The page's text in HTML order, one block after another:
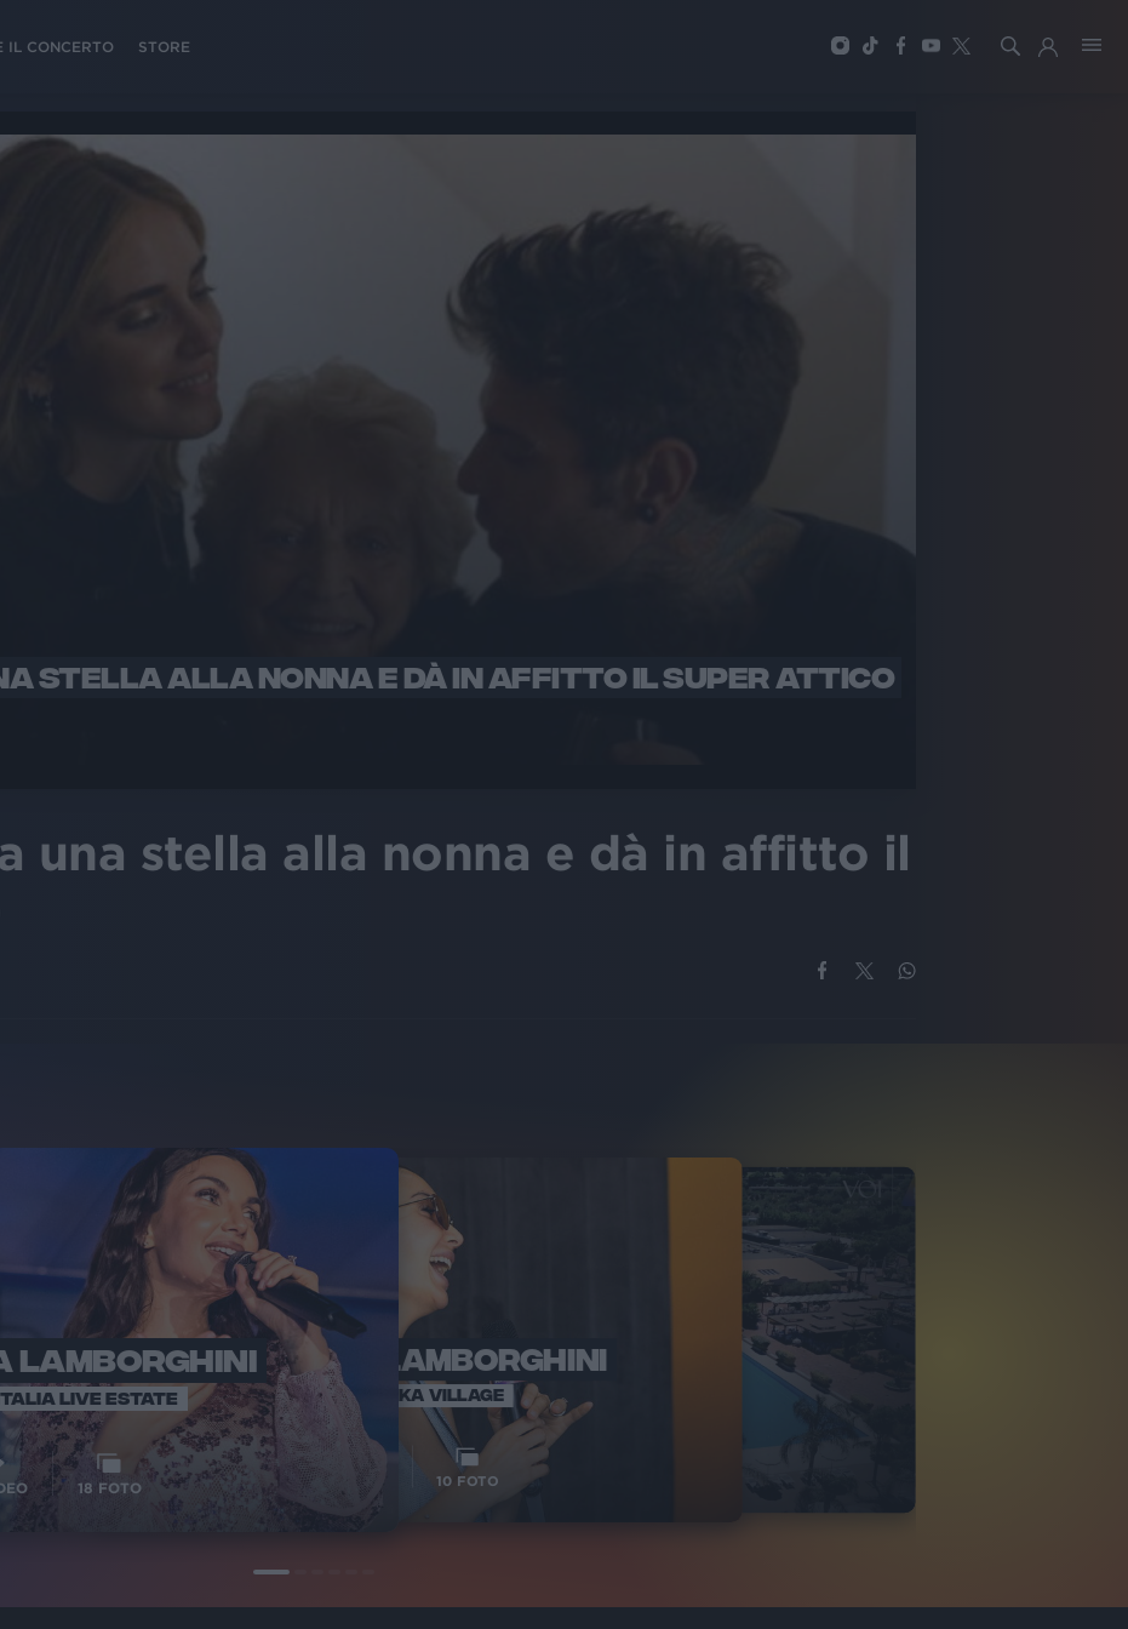
IL CONCERTO STORE
STELLA ALLA NONNA E DÀ IN AFFITTO IL SUPER ATTICO
una stella alla nonna e dà in affitto il
LAMBORGHINI
LIVE ESTATE
18 FOTO
ELETTRA LAMBORGHINI
VOI TANKA VILLAGE
10 FOTO
RADIO ITALIA
VOI TANKA VILLAGE